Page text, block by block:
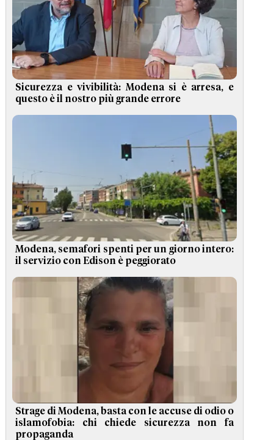
Sicurezza e vivibilità: Modena si è arresa, e
questo è il nostro più grande errore
Modena, semafori spenti per un giorno intero:
il servizio con Edison è peggiorato
Strage di Modena, basta con le accuse di odio o
islamofobia: chi chiede sicurezza non fa
propaganda